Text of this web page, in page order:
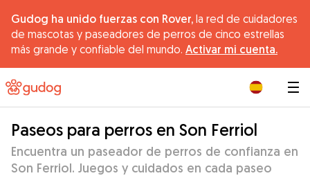
Gudog ha unido fuerzas con Rover, la red de cuidadores
de mascotas y paseadores de perros de cinco estrellas
más grande y confiable del mundo. Activar mi cuenta.
Paseos para perros en Son Ferriol
Encuentra un paseador de perros de confianza en
Son Ferriol. Juegos y cuidados en cada paseo